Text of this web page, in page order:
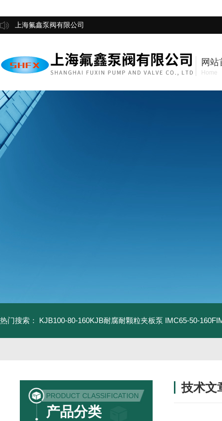
上海氟鑫泵阀有限公司
网站
Home
热门搜索： KJB100-80-160KJB耐腐耐颗粒夹板泵 IMC65-50-
PRODUCT CLASSIFICATION
产品分类
技术文